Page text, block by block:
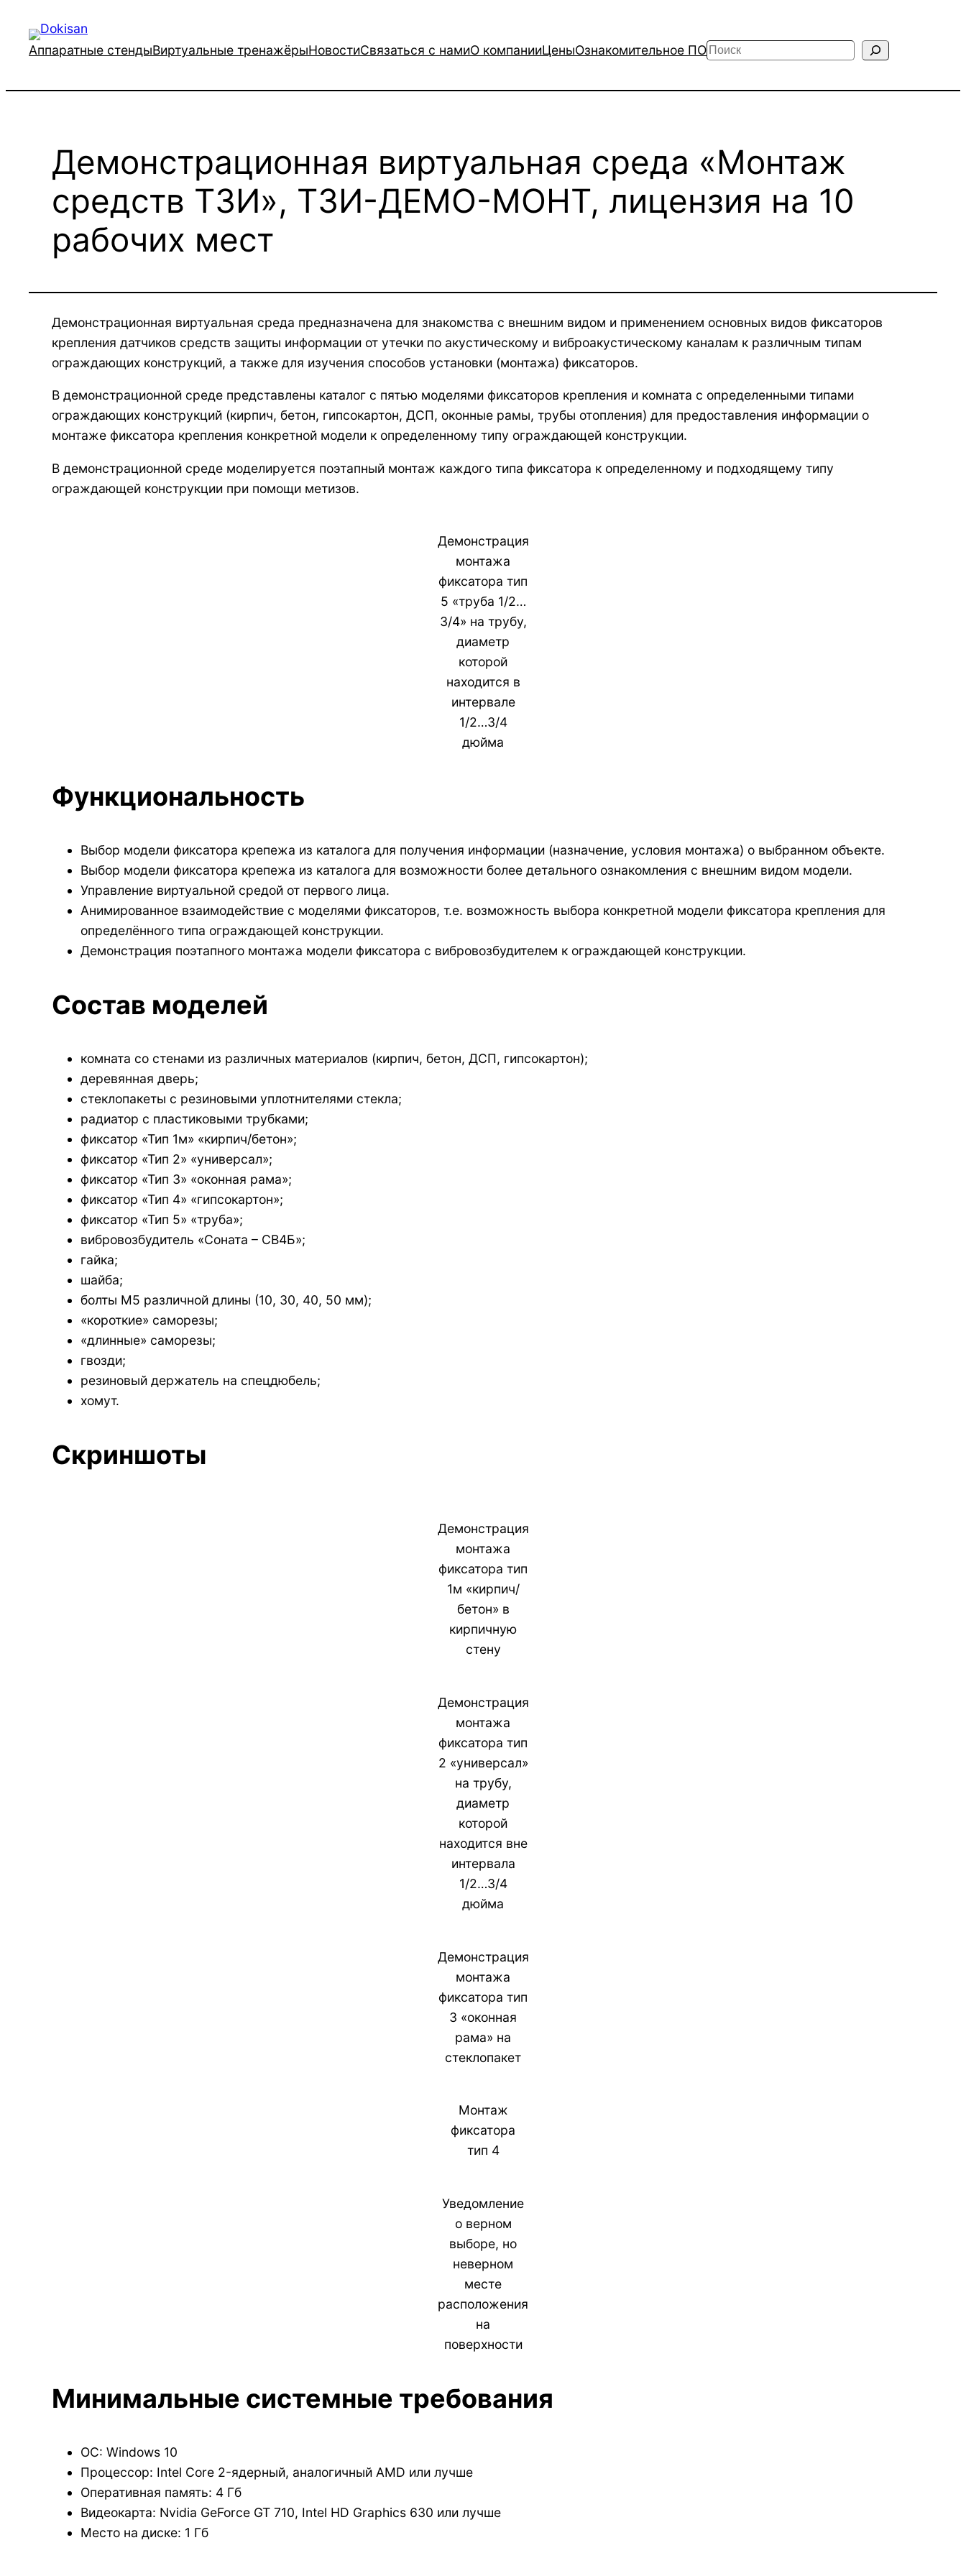
содержимому
Аппаратные стендыВиртуальные тренажёрыНовостиСвязаться с намиО компанииЦеныОзнакомительное ПОПоиск
Демонстрационная виртуальная среда «Монтаж
средств ТЗИ», ТЗИ-ДЕМО-МОНТ, лицензия на 10
рабочих мест
Демонстрационная виртуальная среда предназначена для знакомства с внешним видом и применением основных видов фиксаторов
крепления датчиков средств защиты информации от утечки по акустическому и виброакустическому каналам к различным типам
ограждающих конструкций, а также для изучения способов установки (монтажа) фиксаторов.
В демонстрационной среде представлены каталог с пятью моделями фиксаторов крепления и комната с определенными типами
ограждающих конструкций (кирпич, бетон, гипсокартон, ДСП, оконные рамы, трубы отопления) для предоставления информации о
монтаже фиксатора крепления конкретной модели к определенному типу ограждающей конструкции.
В демонстрационной среде моделируется поэтапный монтаж каждого типа фиксатора к определенному и подходящему типу
ограждающей конструкции при помощи метизов.
Демонстрация
монтажа
фиксатора тип
5 «труба 1/2…
3/4» на трубу,
диаметр
которой
находится в
интервале
1/2…3/4
дюйма
Функциональность
Выбор модели фиксатора крепежа из каталога для получения информации (назначение, условия монтажа) о выбранном объекте.
Выбор модели фиксатора крепежа из каталога для возможности более детального ознакомления с внешним видом модели.
Управление виртуальной средой от первого лица.
Анимированное взаимодействие с моделями фиксаторов, т.е. возможность выбора конкретной модели фиксатора крепления для
определённого типа ограждающей конструкции.
Демонстрация поэтапного монтажа модели фиксатора с вибровозбудителем к ограждающей конструкции.
Состав моделей
комната со стенами из различных материалов (кирпич, бетон, ДСП, гипсокартон);
деревянная дверь;
стеклопакеты c резиновыми уплотнителями стекла;
радиатор с пластиковыми трубками;
фиксатор «Тип 1м» «кирпич/бетон»;
фиксатор «Тип 2» «универсал»;
фиксатор «Тип 3» «оконная рама»;
фиксатор «Тип 4» «гипсокартон»;
фиксатор «Тип 5» «труба»;
вибровозбудитель «Соната – СВ4Б»;
гайка;
шайба;
болты М5 различной длины (10, 30, 40, 50 мм);
«короткие» саморезы;
«длинные» саморезы;
гвозди;
резиновый держатель на спецдюбель;
хомут.
Скриншоты
Демонстрация
монтажа
фиксатора тип
1м «кирпич/
бетон» в
кирпичную
стену
Демонстрация
монтажа
фиксатора тип
2 «универсал»
на трубу,
диаметр
которой
находится вне
интервала
1/2…3/4
дюйма
Демонстрация
монтажа
фиксатора тип
3 «оконная
рама» на
стеклопакет
Монтаж
фиксатора
тип 4
Уведомление
о верном
выборе, но
неверном
месте
расположения
на
поверхности
Минимальные системные требования
ОС: Windows 10
Процессор: Intel Core 2-ядерный, аналогичный AMD или лучше
Оперативная память: 4 Гб
Видеокарта: Nvidia GeForce GT 710, Intel HD Graphics 630 или лучше
Место на диске: 1 Гб